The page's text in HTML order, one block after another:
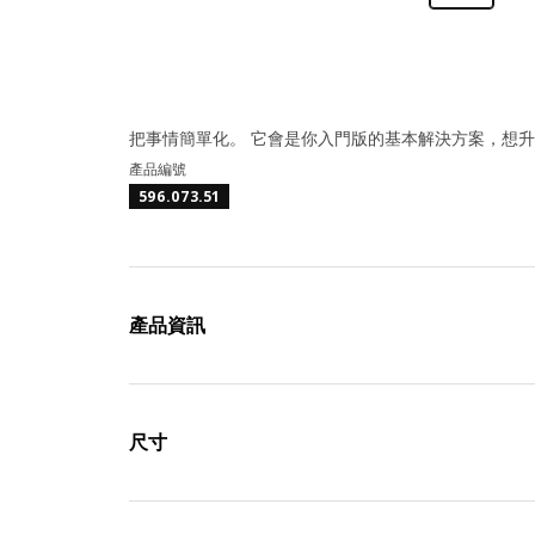
把事情簡單化。 它會是你入門版的基本解決方案，想
產品編號
596.073.51
產品資訊
尺寸